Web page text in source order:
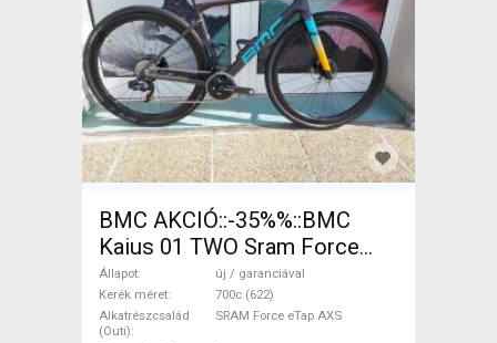
BMC AKCIÓ::-35%%::BMC
Kaius 01 TWO Sram Force
eTap(54 Gravel / CX SRAM
Force eTap AXS tárcsafék új /
garanciával ELADÓ
Állapot
új / garanciával
Kerék méret
700c (622)
Alkatrészcsalád
(Outi)
SRAM Force eTap AXS